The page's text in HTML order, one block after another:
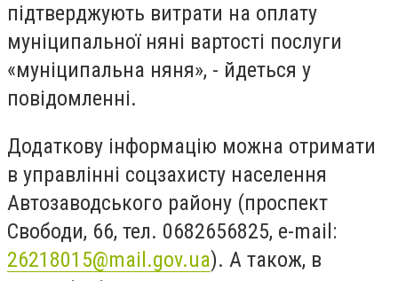
підтверджують витрати на оплату
муніципальної няні вартості послуги
«муніципальна няня», - йдеться у
повідомленні.
Додаткову інформацію можна отримати
в управлінні соцзахисту населення
Автозаводського району (проспект
Свободи, 66, тел. 0682656825, е-mail:
26218015@mail.gov.ua). А також, в